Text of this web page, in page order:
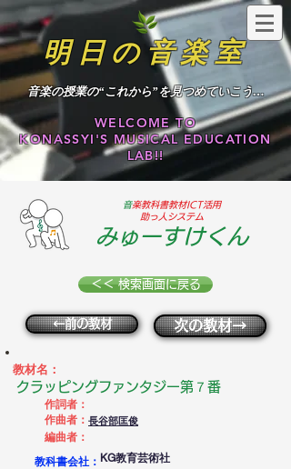
明日の音楽室
​音楽の授業の“これから”を見つめていこう…
WELCOME TO
KONASSYI'S MUSICAL EDUCATION
LAB!!
​音楽教科書教材ICT活用
助っ人システム
みゅーすけくん
＜＜ 検索画面に戻る
←前の教材 次の教材→
教材名：
クラッピングファンタジー第７番
作詞者：
作曲者： 長谷部匡俊
編曲者：
教科書会社： KG教育芸術社